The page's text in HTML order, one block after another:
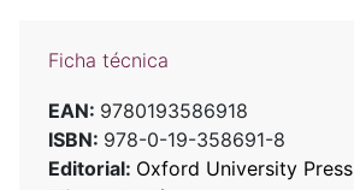
Ficha técnica
EAN: 9780193586918
ISBN: 978-0-19-358691-8
Editorial: Oxford University Press